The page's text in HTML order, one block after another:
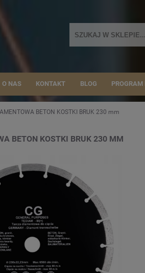
O NAS KONTAKT BLOG
BETON KOSTKI BRUK 230 mm
BETON KOSTKI BRUK 230 MM